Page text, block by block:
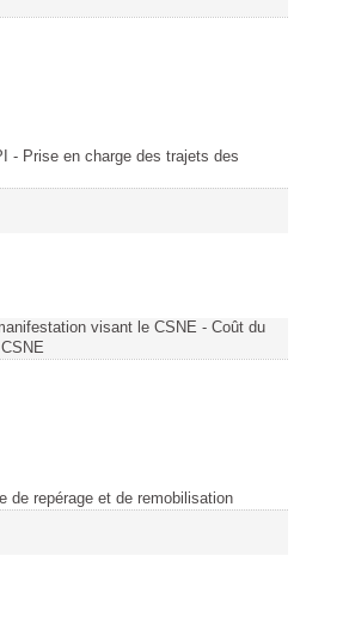
- Prise en charge des trajets des
visant le CSNE - Coût du
de repérage et de remobilisation